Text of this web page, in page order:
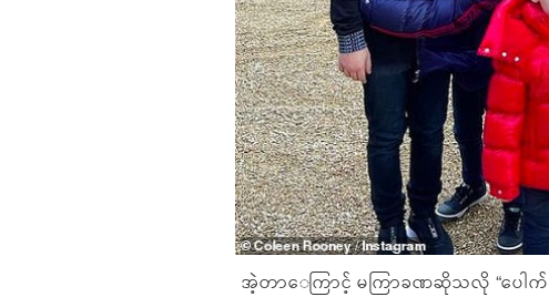
အဲ့တာ‌ေကြာင့် မကြာခဏဆိုသလို “ပေါ